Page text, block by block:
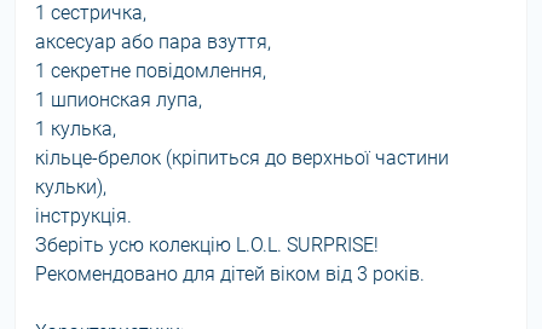
1 сестричка,
аксесуар або пара взуття,
1 секретне повідомлення,
1 шпионская лупа,
1 кулька,
кільце-брелок (кріпиться до верхньої частини
кульки),
інструкція.
Зберіть усю колекцію L.O.L. SURPRISE!
Рекомендовано для дітей віком від 3 років.